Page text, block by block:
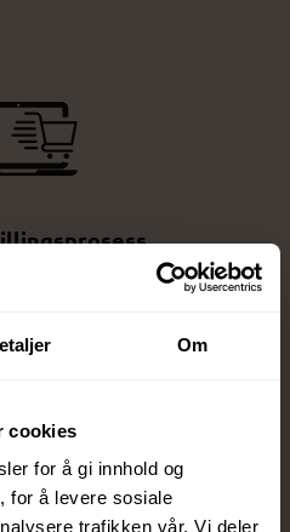
Om
cookies
for å gi innhold og
for å levere sosiale
trafikken vår. Vi deler
og last opp logo -
tilpasning